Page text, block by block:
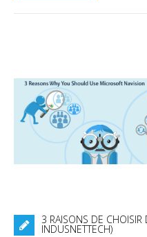
3 RAISONS DE CHOISIR
INDUSNETTECH)